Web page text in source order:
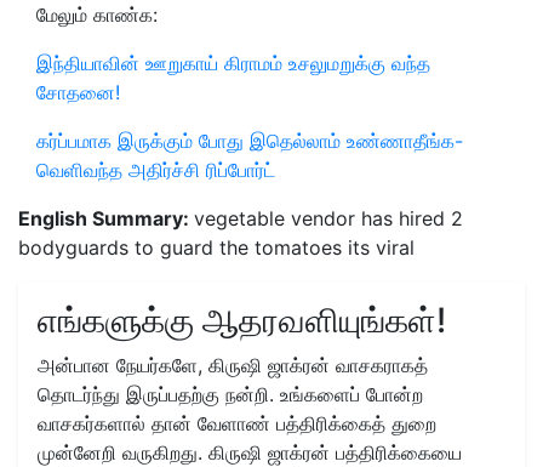
மேலும் காண்க:
இந்தியாவின் ஊறுகாய் கிராமம் உசலுமறுக்கு வந்த
சோதனை!
கர்ப்பமாக இருக்கும் போது இதெல்லாம் உண்ணாதீங்க-
வெளிவந்த அதிர்ச்சி ரிப்போர்ட்
English Summary: vegetable vendor has hired 2
bodyguards to guard the tomatoes its viral
எங்களுக்கு ஆதரவளியுங்கள்!
அன்பான நேயர்களே, கிருஷி ஜாக்ரன் வாசகராகத்
தொடர்ந்து இருப்பதற்கு நன்றி. உங்களைப் போன்ற
வாசகர்களால் தான் வேளாண் பத்திரிக்கைத் துறை
முன்னேறி வருகிறது. கிருஷி ஜாக்ரன் பத்திரிக்கையை